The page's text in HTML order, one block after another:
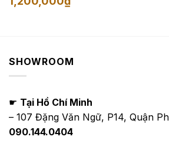
SHOWROOM
☛ Tại Hồ Chí Minh
– 107 Đặng Văn Ngữ, P14, Quận
090.144.0404